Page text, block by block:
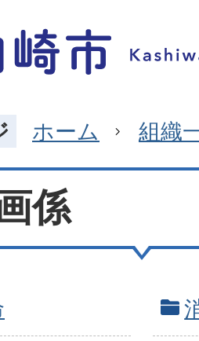
ホーム 組織
係